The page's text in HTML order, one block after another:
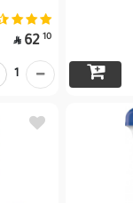
10
62

1